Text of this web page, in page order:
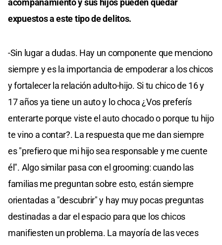
acompañamiento y sus hijos pueden quedar
expuestos a este tipo de delitos.
-Sin lugar a dudas. Hay un componente que menciono
siempre y es la importancia de empoderar a los chicos
y fortalecer la relación adulto-hijo. Si tu chico de 16 y
17 años ya tiene un auto y lo choca ¿Vos preferís
enterarte porque viste el auto chocado o porque tu hijo
te vino a contar?. La respuesta que me dan siempre
es "prefiero que mi hijo sea responsable y me cuente
él". Algo similar pasa con el grooming: cuando las
familias me preguntan sobre esto, están siempre
orientadas a "descubrir" y hay muy pocas preguntas
destinadas a dar el espacio para que los chicos
manifiesten un problema. La mayoría de las veces